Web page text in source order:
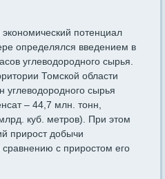
потенциал
определялся введением в
углеводородного сырья.
Томской области
сырья
– 44,7 млн. тонн,
куб. метров). При этом
прирост добычи
с приростом его